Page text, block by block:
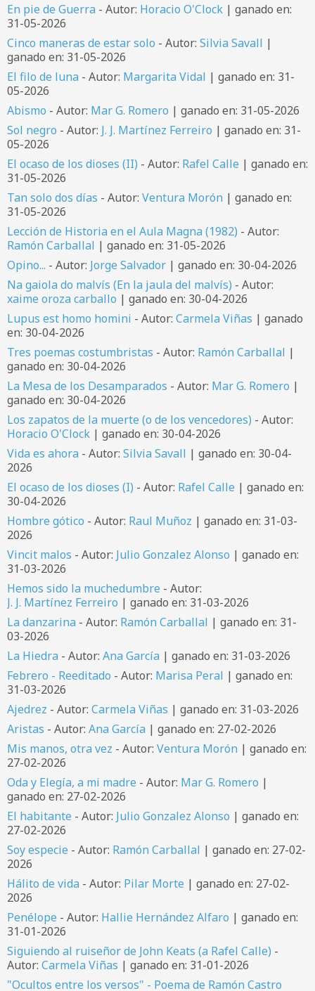
En pie de Guerra - Autor: Horacio O'Clock | ganado en:
31-05-2026
Cinco maneras de estar solo - Autor: Silvia Savall |
ganado en: 31-05-2026
El filo de luna - Autor: Margarita Vidal | ganado en: 31-
05-2026
Abismo - Autor: Mar G. Romero | ganado en: 31-05-2026
Sol negro - Autor: J. J. Martínez Ferreiro | ganado en: 31-
05-2026
El ocaso de los dioses (II) - Autor: Rafel Calle | ganado en:
31-05-2026
Tan solo dos días - Autor: Ventura Morón | ganado en:
31-05-2026
Lección de Historia en el Aula Magna (1982) - Autor:
Ramón Carballal | ganado en: 31-05-2026
Opino... - Autor: Jorge Salvador | ganado en: 30-04-2026
Na gaiola do malvís (En la jaula del malvís) - Autor:
xaime oroza carballo | ganado en: 30-04-2026
Lupus est homo homini - Autor: Carmela Viñas | ganado
en: 30-04-2026
Tres poemas costumbristas - Autor: Ramón Carballal |
ganado en: 30-04-2026
La Mesa de los Desamparados - Autor: Mar G. Romero |
ganado en: 30-04-2026
Los zapatos de la muerte (o de los vencedores) - Autor:
Horacio O'Clock | ganado en: 30-04-2026
Vida es ahora - Autor: Silvia Savall | ganado en: 30-04-
2026
El ocaso de los dioses (I) - Autor: Rafel Calle | ganado en:
30-04-2026
Hombre gótico - Autor: Raul Muñoz | ganado en: 31-03-
2026
Vincit malos - Autor: Julio Gonzalez Alonso | ganado en:
31-03-2026
Hemos sido la muchedumbre - Autor:
J. J. Martínez Ferreiro | ganado en: 31-03-2026
La danzarina - Autor: Ramón Carballal | ganado en: 31-
03-2026
La Hiedra - Autor: Ana García | ganado en: 31-03-2026
Febrero - Reeditado - Autor: Marisa Peral | ganado en:
31-03-2026
Ajedrez - Autor: Carmela Viñas | ganado en: 31-03-2026
Aristas - Autor: Ana García | ganado en: 27-02-2026
Mis manos, otra vez - Autor: Ventura Morón | ganado en:
27-02-2026
Oda y Elegía, a mi madre - Autor: Mar G. Romero |
ganado en: 27-02-2026
El habitante - Autor: Julio Gonzalez Alonso | ganado en:
27-02-2026
Soy especie - Autor: Ramón Carballal | ganado en: 27-02-
2026
Hálito de vida - Autor: Pilar Morte | ganado en: 27-02-
2026
Penélope - Autor: Hallie Hernández Alfaro | ganado en:
31-01-2026
Siguiendo al ruiseñor de John Keats (a Rafel Calle) -
Autor: Carmela Viñas | ganado en: 31-01-2026
"Ocultos entre los versos" - Poema de Ramón Castro